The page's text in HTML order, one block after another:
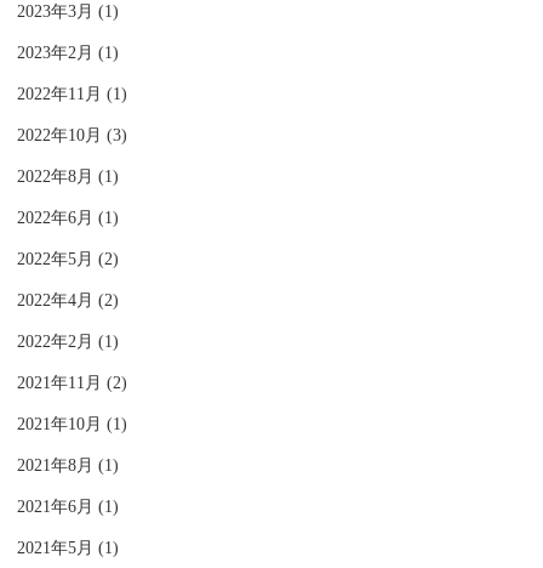
2023年3月 (1)
2023年2月 (1)
2022年11月 (1)
2022年10月 (3)
2022年8月 (1)
2022年6月 (1)
2022年5月 (2)
2022年4月 (2)
2022年2月 (1)
2021年11月 (2)
2021年10月 (1)
2021年8月 (1)
2021年6月 (1)
2021年5月 (1)